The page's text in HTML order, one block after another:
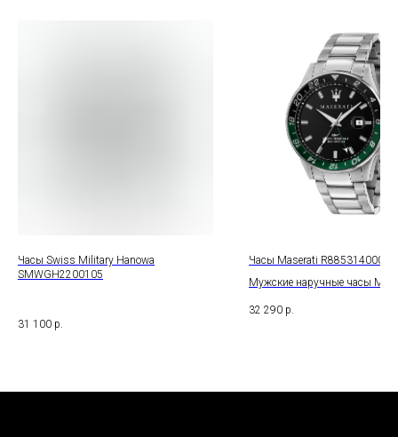
Часы Swiss Military Hanowa
SMWGH2200105
31 100 р.
Часы Maserati R8853140005
Мужские наручные часы
32 290 р.